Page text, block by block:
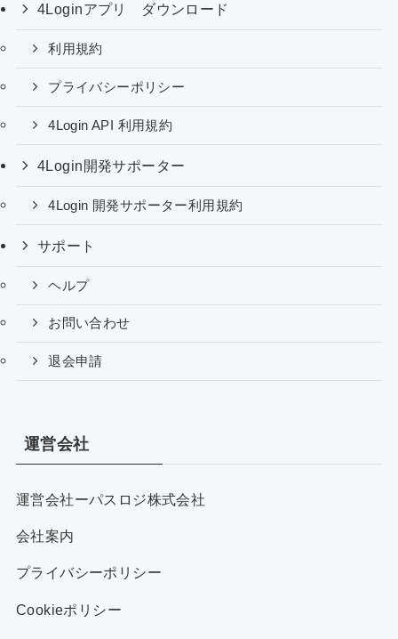
4Loginアプリ ダウンロード
利用規約
プライバシーポリシー
4Login API 利用規約
4Login開発サポーター
4Login 開発サポーター利用規約
サポート
ヘルプ
お問い合わせ
退会申請
運営会社
運営会社ーパスロジ株式会社
会社案内
プライバシーポリシー
Cookieポリシー